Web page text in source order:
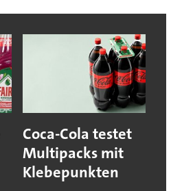
Coca-Cola testet
Multipacks mit
Klebepunkten